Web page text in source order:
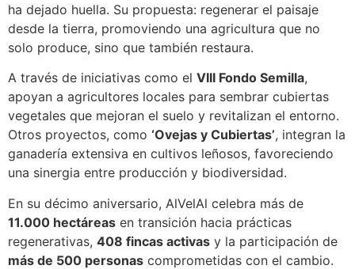
ha dejado huella. Su propuesta: regenerar el paisaje
desde la tierra, promoviendo una agricultura que no
solo produce, sino que también restaura.
A través de iniciativas como el VIII Fondo Semilla,
apoyan a agricultores locales para sembrar cubiertas
vegetales que mejoran el suelo y revitalizan el entorno.
Otros proyectos, como ‘Ovejas y Cubiertas’, integran la
ganadería extensiva en cultivos leñosos, favoreciendo
una sinergia entre producción y biodiversidad.
En su décimo aniversario, AlVelAl celebra más de
11.000 hectáreas en transición hacia prácticas
regenerativas, 408 fincas activas y la participación de
más de 500 personas comprometidas con el cambio.